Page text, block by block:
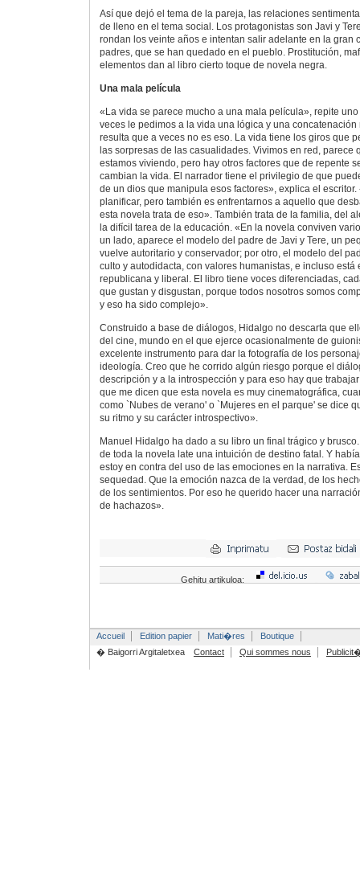
Así que dejó el tema de la pareja, las relaciones
de lleno en el tema social. Los protagonistas son Javi y
rondan los veinte años e intentan salir adelante en la gran
padres, que se han quedado en el pueblo. Prostitución,
elementos dan al libro cierto toque de novela negra.
Una mala película
«La vida se parece mucho a una mala película», repite
veces le pedimos a la vida una lógica y una
resulta que a veces no es eso. La vida tiene los giros que
las sorpresas de las casualidades. Vivimos en red, parece
estamos viviendo, pero hay otros factores que de repente
cambian la vida. El narrador tiene el privilegio de que
de un dios que manipula esos factores», explica el escritor.
planificar, pero también es enfrentarnos a aquello que
esta novela trata de eso». También trata de la familia, del
la difícil tarea de la educación. «En la novela conviven
un lado, aparece el modelo del padre de Javi y Tere, un
vuelve autoritario y conservador; por otro, el modelo del
culto y autodidacta, con valores humanistas, e incluso
republicana y liberal. El libro tiene voces diferenciadas,
que gustan y disgustan, porque todos nosotros somos
y eso ha sido complejo».
Construido a base de diálogos, Hidalgo no descarta que
del cine, mundo en el que ejerce ocasionalmente de
excelente instrumento para dar la fotografía de los
ideología. Creo que he corrido algún riesgo porque el
descripción y a la introspección y para eso hay que
que me dicen que esta novela es muy cinematográfica,
como `Nubes de verano' o `Mujeres en el parque' se dice
su ritmo y su carácter introspectivo».
Manuel Hidalgo ha dado a su libro un final trágico y
de toda la novela late una intuición de destino fatal. Y
estoy en contra del uso de las emociones en la narrativa.
sequedad. Que la emoción nazca de la verdad, de los
de los sentimientos. Por eso he querido hacer una
de hachazos».
Gehitu artikuloa:
Accueil Edition papier Mati�res
Boutique
� Baigorri Argitaletxea
Contact Qui sommes nous